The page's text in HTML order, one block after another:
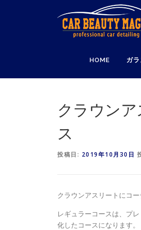
HOME ガ
クラウン
ス
投稿日: 2019年10月30日
クラウンアスリートにコ
レギュラーコースは、プ
化したコースになります。